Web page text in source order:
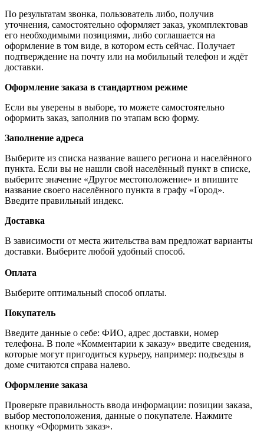
По результатам звонка, пользователь либо, получив
уточнения, самостоятельно оформляет заказ, укомплектовав
его необходимыми позициями, либо соглашается на
оформление в том виде, в котором есть сейчас. Получает
подтверждение на почту или на мобильный телефон и ждёт
доставки.
Оформление заказа в стандартном режиме
Если вы уверены в выборе, то можете самостоятельно
оформить заказ, заполнив по этапам всю форму.
Заполнение адреса
Выберите из списка название вашего региона и населённого
пункта. Если вы не нашли свой населённый пункт в списке,
выберите значение «Другое местоположение» и впишите
название своего населённого пункта в графу «Город».
Введите правильный индекс.
Доставка
В зависимости от места жительства вам предложат варианты
доставки. Выберите любой удобный способ.
Оплата
Выберите оптимальный способ оплаты.
Покупатель
Введите данные о себе: ФИО, адрес доставки, номер
телефона. В поле «Комментарии к заказу» введите сведения,
которые могут пригодиться курьеру, например: подъезды в
доме считаются справа налево.
Оформление заказа
Проверьте правильность ввода информации: позиции заказа,
выбор местоположения, данные о покупателе. Нажмите
кнопку «Оформить заказ».